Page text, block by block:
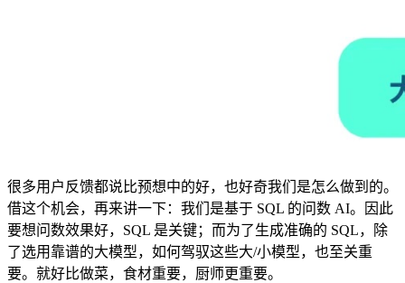
很多用户反馈都说比预想中的好，也好奇我们是怎么做到的。
借这个机会，再来讲一下：我们是基于 SQL 的问数 AI。因此
要想问数效果好，SQL 是关键；而为了生成准确的 SQL，除
了选用靠谱的大模型，如何驾驭这些大/小模型，也至关重
要。就好比做菜，食材重要，厨师更重要。